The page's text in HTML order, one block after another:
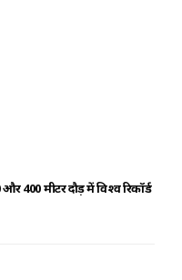
400 मीटर दौड़ में विश्व रिकॉर्ड